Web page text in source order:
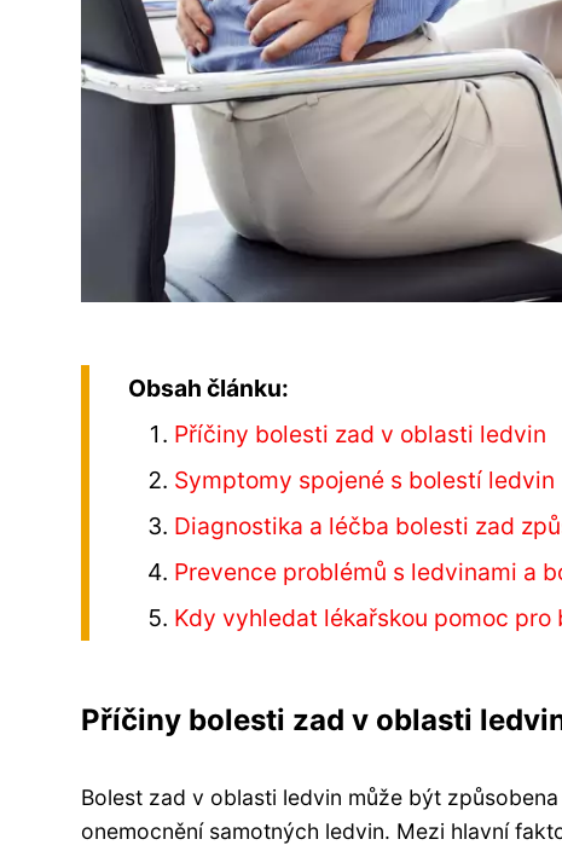
Obsah článku:
Příčiny bolesti zad v oblasti ledvin
Symptomy spojené s bolestí ledvin
Diagnostika a léčba bolesti zad
Prevence problémů s ledvinami a
Kdy vyhledat lékařskou pomoc
Příčiny bolesti zad v oblasti
Bolest zad v oblasti ledvin může být
onemocnění samotných ledvin. Mezi hlavní